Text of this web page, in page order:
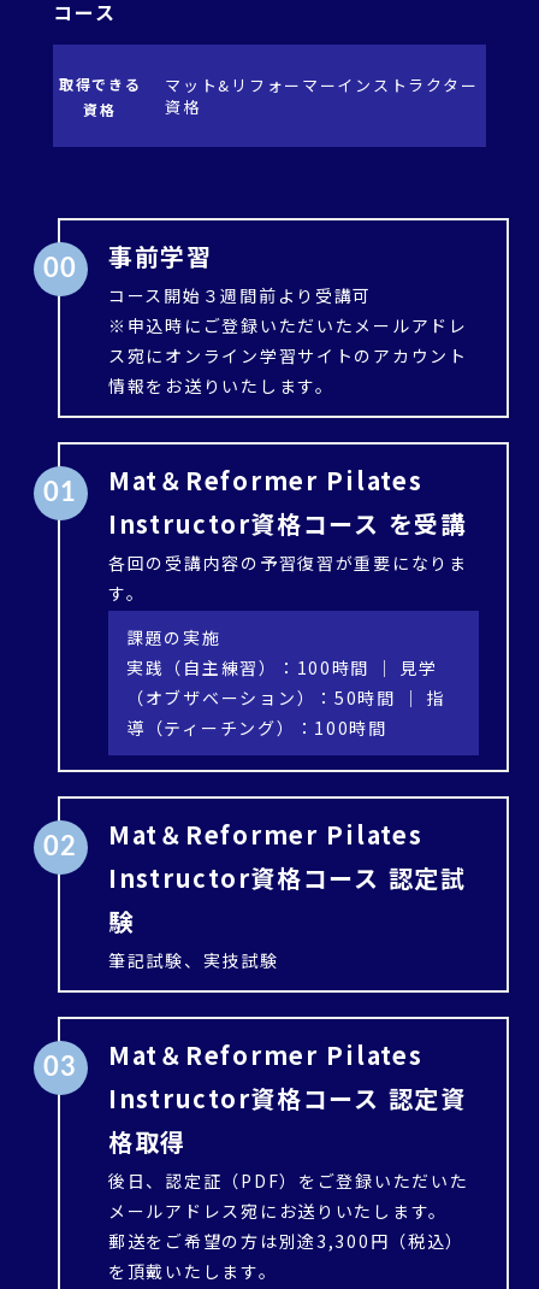
コース
取得できる
資格
マット&リフォーマーインストラクター
資格
00 事前学習
コース開始３週間前より受講可
※申込時にご登録いただいたメールアドレ
ス宛にオンライン学習サイトのアカウント
情報をお送りいたします。
01
Mat＆Reformer Pilates
Instructor資格コース を受講
各回の受講内容の予習復習が重要になりま
す。
課題の実施
実践（自主練習）：100時間 ｜ 見学
（オブザベーション）：50時間 ｜ 指
導（ティーチング）：100時間
02
Mat＆Reformer Pilates
Instructor資格コース 認定試
験
筆記試験、実技試験
03
Mat＆Reformer Pilates
Instructor資格コース 認定資
格取得
後日、認定証（PDF）をご登録いただいた
メールアドレス宛にお送りいたします。
郵送をご希望の方は別途3,300円（税込）
を頂戴いたします。